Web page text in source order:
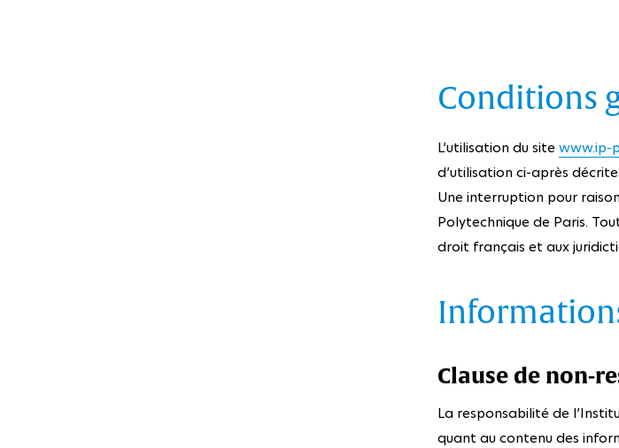
Conditions
L’utilisation du site www.ip-
d’utilisation ci-après
Une interruption pour
Polytechnique de Paris.
droit français et aux
Clause de non-
La responsabilité de
quant au contenu des